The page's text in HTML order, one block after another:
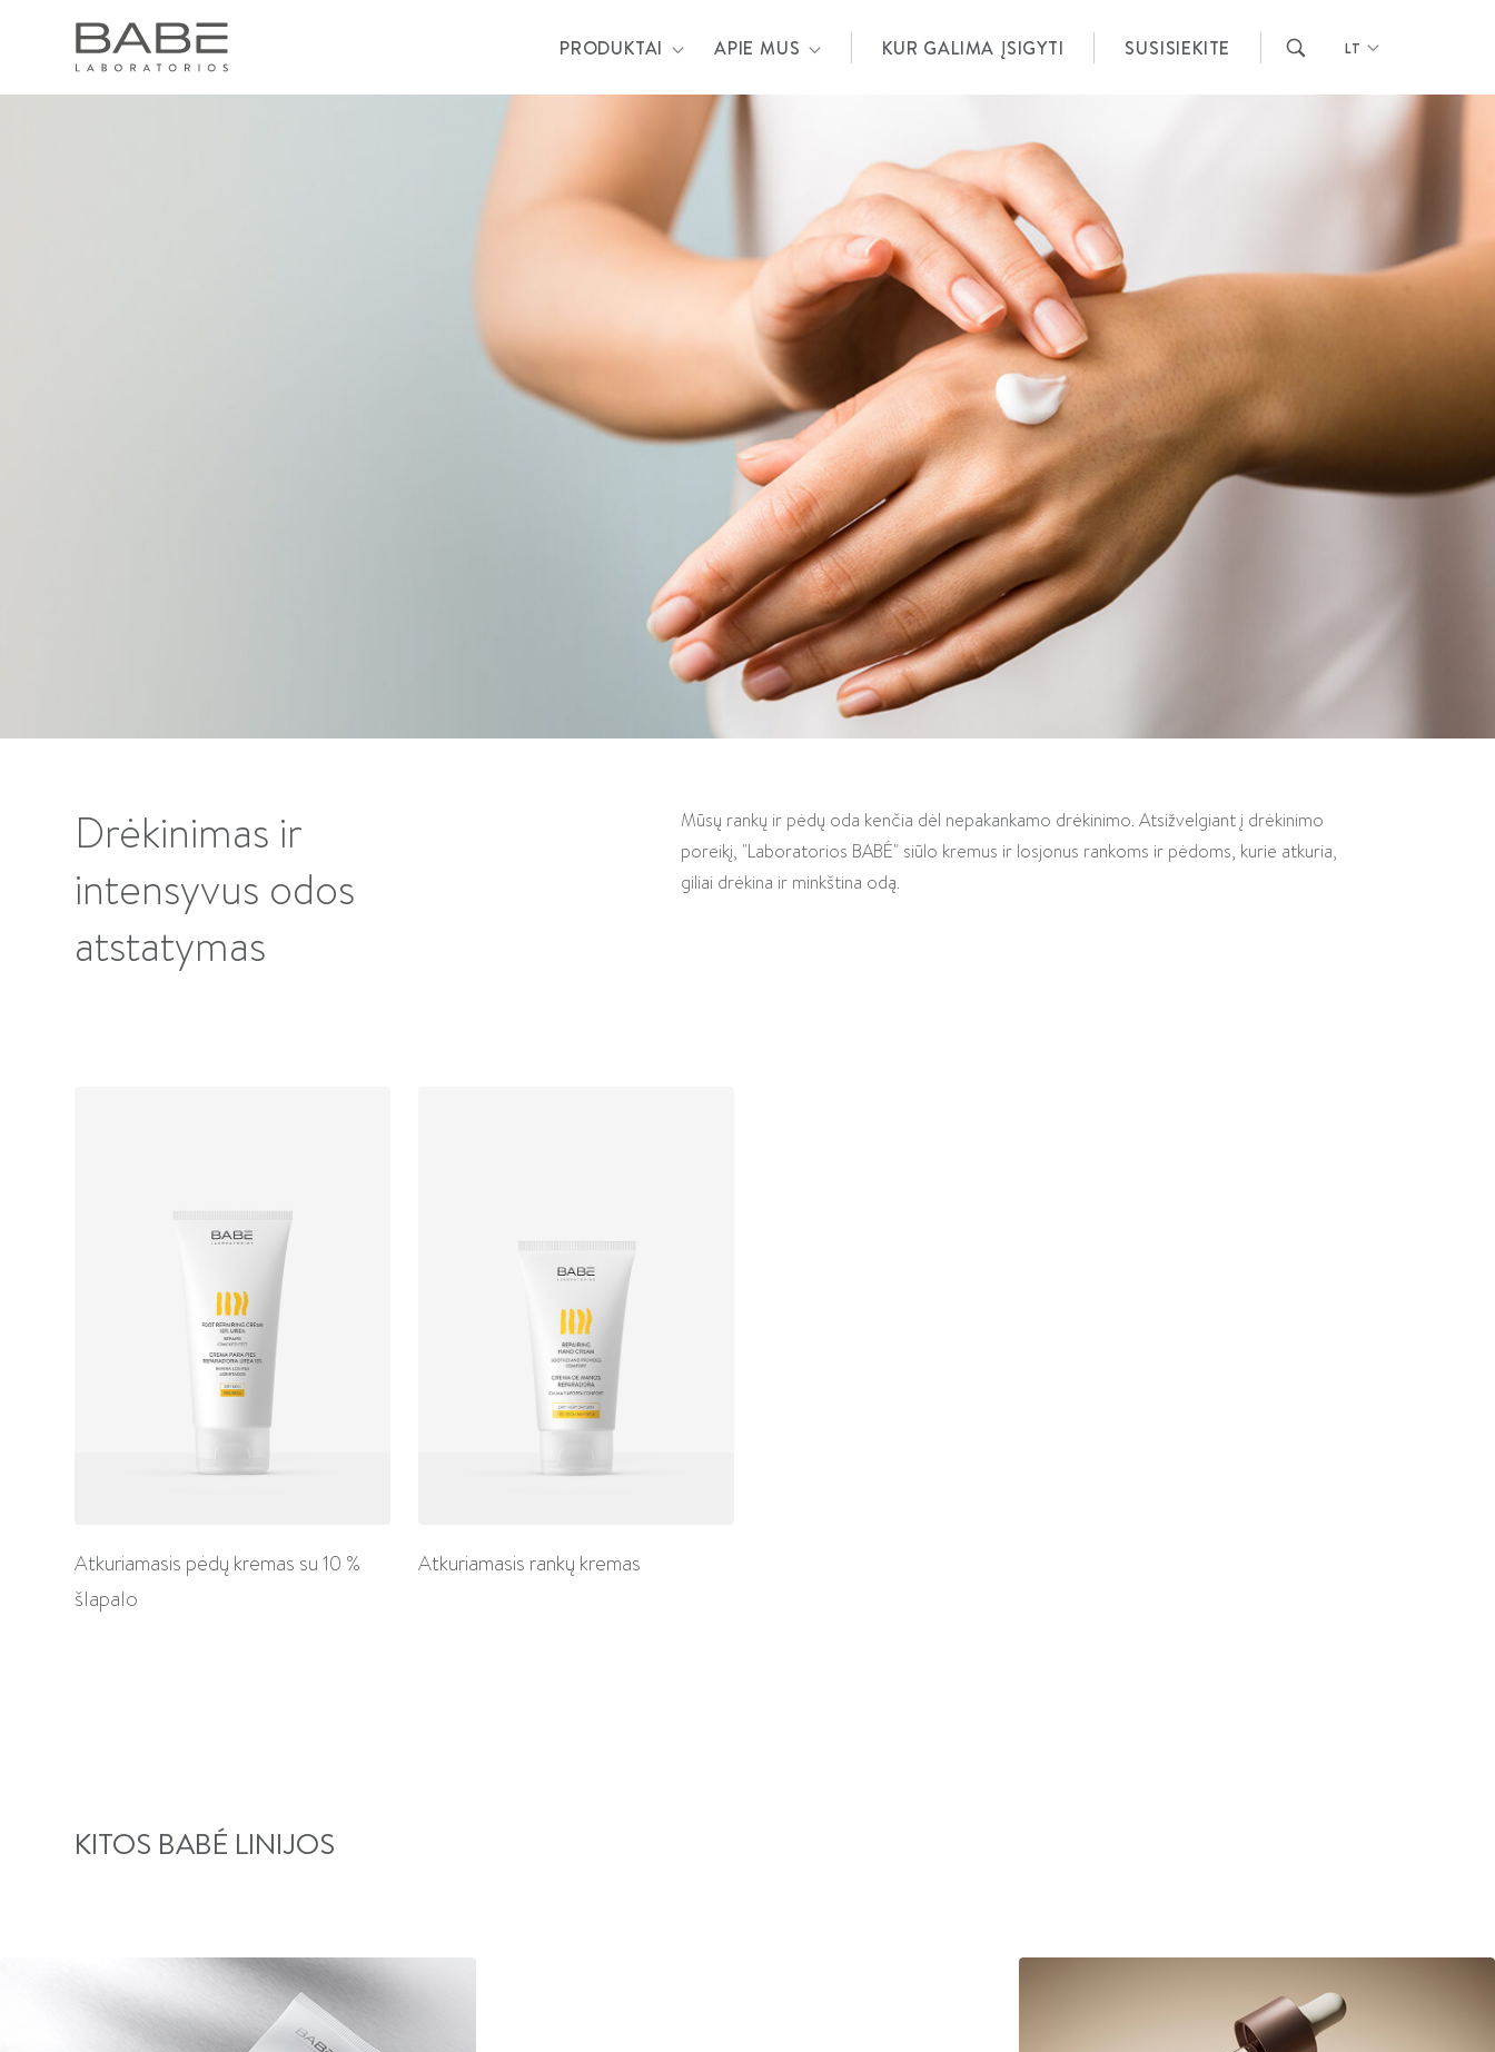
PRODUKTAI APIE MUS KUR GALIMA ĮSIGYTI SUSISIEKITE LT
Drėkinimas ir
intensyvus odos
atstatymas
Mūsų rankų ir pėdų oda kenčia dėl nepakankamo drėkinimo. Atsižvelgiant į drėkinimo
poreikį, "Laboratorios BABÉ" siūlo kremus ir losjonus rankoms ir pėdoms, kurie atkuria,
giliai drėkina ir minkština odą.
Atkuriamasis pėdų kremas su 10 %
šlapalo
Atkuriamasis rankų kremas
KITOS BABÉ LINIJOS